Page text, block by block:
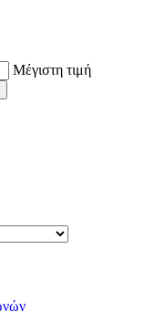
Μέγιστη τιμή